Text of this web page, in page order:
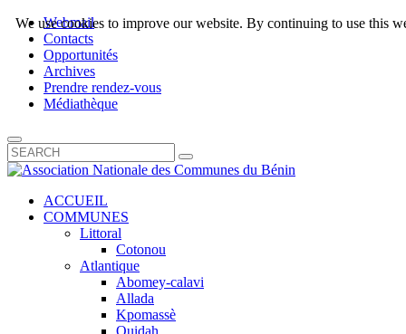
Webmail
Contacts
Opportunités
Archives
Prendre rendez-vous
Médiathèque
ACCUEIL
COMMUNES
Littoral
Cotonou
Atlantique
Abomey-calavi
Allada
Kpomassè
Ouidah
We use cookies to improve our website. By continuing to use this